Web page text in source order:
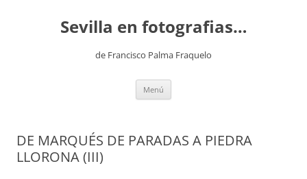
contenidoSevilla en fotografias…
de Francisco Palma Fraquelo
Menú
DE MARQUÉS DE PARADAS A PIEDRA
LLORONA (III)